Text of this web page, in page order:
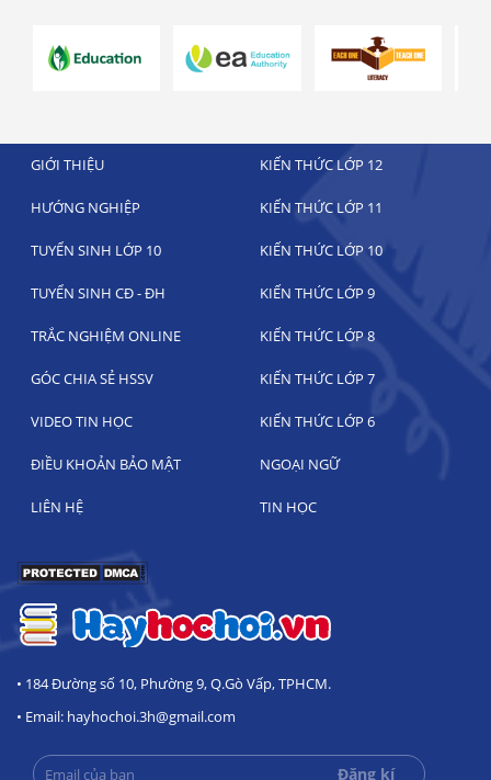
GIỚI THIỆU KIẾN THỨC LỚP 12
HƯỚNG NGHIỆP KIẾN THỨC LỚP 11
TUYỂN SINH LỚP 10 KIẾN THỨC LỚP 10
TUYỂN SINH CĐ - ĐH KIẾN THỨC LỚP 9
TRẮC NGHIỆM ONLINE KIẾN THỨC LỚP 8
GÓC CHIA SẺ HSSV KIẾN THỨC LỚP 7
VIDEO TIN HỌC KIẾN THỨC LỚP 6
ĐIỀU KHOẢN BẢO MẬT NGOẠI NGỮ
LIÊN HỆ TIN HỌC
• 184 Đường số 10, Phường 9, Q.Gò Vấp, TPHCM.
• Email: hayhochoi.3h@gmail.com